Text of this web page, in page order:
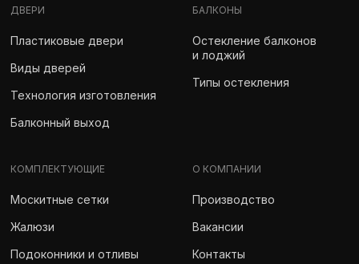
ДВЕРИ
Пластиковые двери
Виды дверей
Технология изготовления
Балконный выход
БАЛКОНЫ
Остекление балконов
и лоджий
Типы остекления
КОМПЛЕКТУЮЩИЕ
Москитные сетки
Жалюзи
Подоконники и отливы
О КОМПАНИИ
Производство
Вакансии
Контакты